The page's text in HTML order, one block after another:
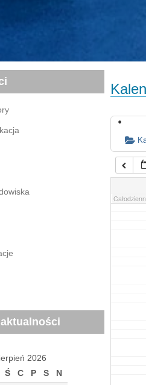
2026
Ś C P S N
04:00
05:00
06:00
07:00